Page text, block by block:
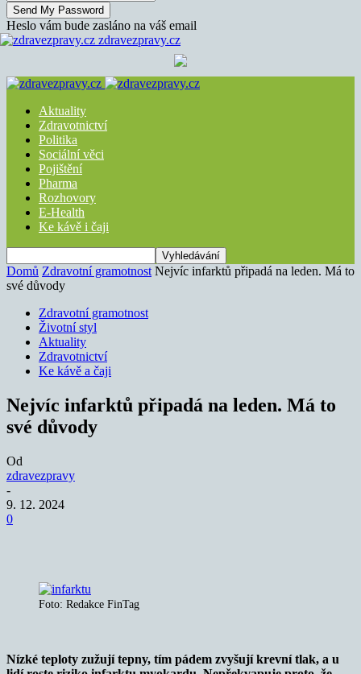
Heslo vám bude zasláno na váš email
zdravezpravy.cz
Aktuality
Zdravotnictví
Politika
Sociální věci
Pojištění
Pharma
Rozhovory
E-Health
Ke kávě i čaji
Domů Zdravotní gramotnost Nejvíc infarktů připadá na leden. Má to
své důvody
Zdravotní gramotnost
Životní styl
Aktuality
Zdravotnictví
Ke kávě a čaji
Nejvíc infarktů připadá na leden. Má to
své důvody
Od
zdravezpravy
-
9. 12. 2024
0
Foto: Redakce FinTag
Nízké teploty zužují tepny, tím pádem zvyšují krevní tlak, a u